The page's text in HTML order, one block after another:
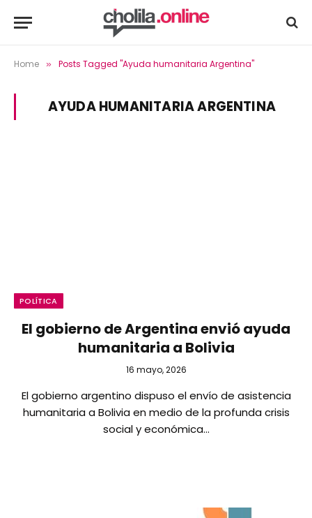
Home » Posts Tagged "Ayuda humanitaria Argentina"
AYUDA HUMANITARIA ARGENTINA
POLÍTICA
El gobierno de Argentina envió ayuda
humanitaria a Bolivia
16 mayo, 2026
El gobierno argentino dispuso el envío de asistencia
humanitaria a Bolivia en medio de la profunda crisis
social y económica…